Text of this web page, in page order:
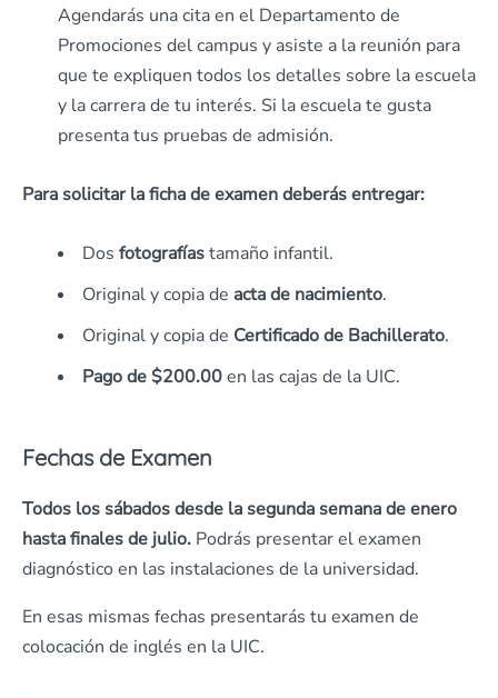
Agendarás una cita en el Departamento de
Promociones del campus y asiste a la reunión para
que te expliquen todos los detalles sobre la escuela
y la carrera de tu interés. Si la escuela te gusta
presenta tus pruebas de admisión.
Para solicitar la ficha de examen deberás entregar:
Dos fotografíastamaño infantil.
Original y copia de acta de nacimiento.
Original y copia de Certificado de Bachillerato.
Pago de $200.00en las cajas de la UIC.
Fechas de Examen
Todos los sábados desde la segunda semana de enero
hasta finales de julio. Podrás presentar el examen
diagnóstico en las instalaciones de la universidad.
En esas mismas fechas presentarás tu examen de
colocación de inglés en la UIC.